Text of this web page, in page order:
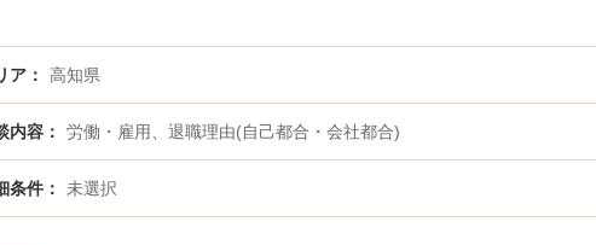
ア 高知県
内容 労働・雇用、退職理由(自己都合・会社都合)
条件 未選択